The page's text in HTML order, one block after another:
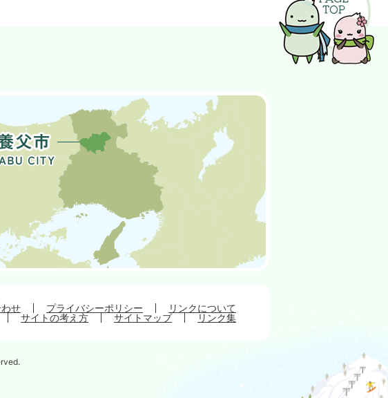
せ プライバシーポリシー
リンクについて
サイトの考え方 サイトマップ リンク集